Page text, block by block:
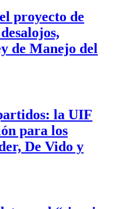
proyecto de
de Manejo del
la UIF
para los
De Vido y